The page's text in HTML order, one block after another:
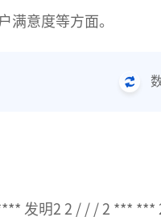
满意度等方面。
发明2 2 / / / 2 ***